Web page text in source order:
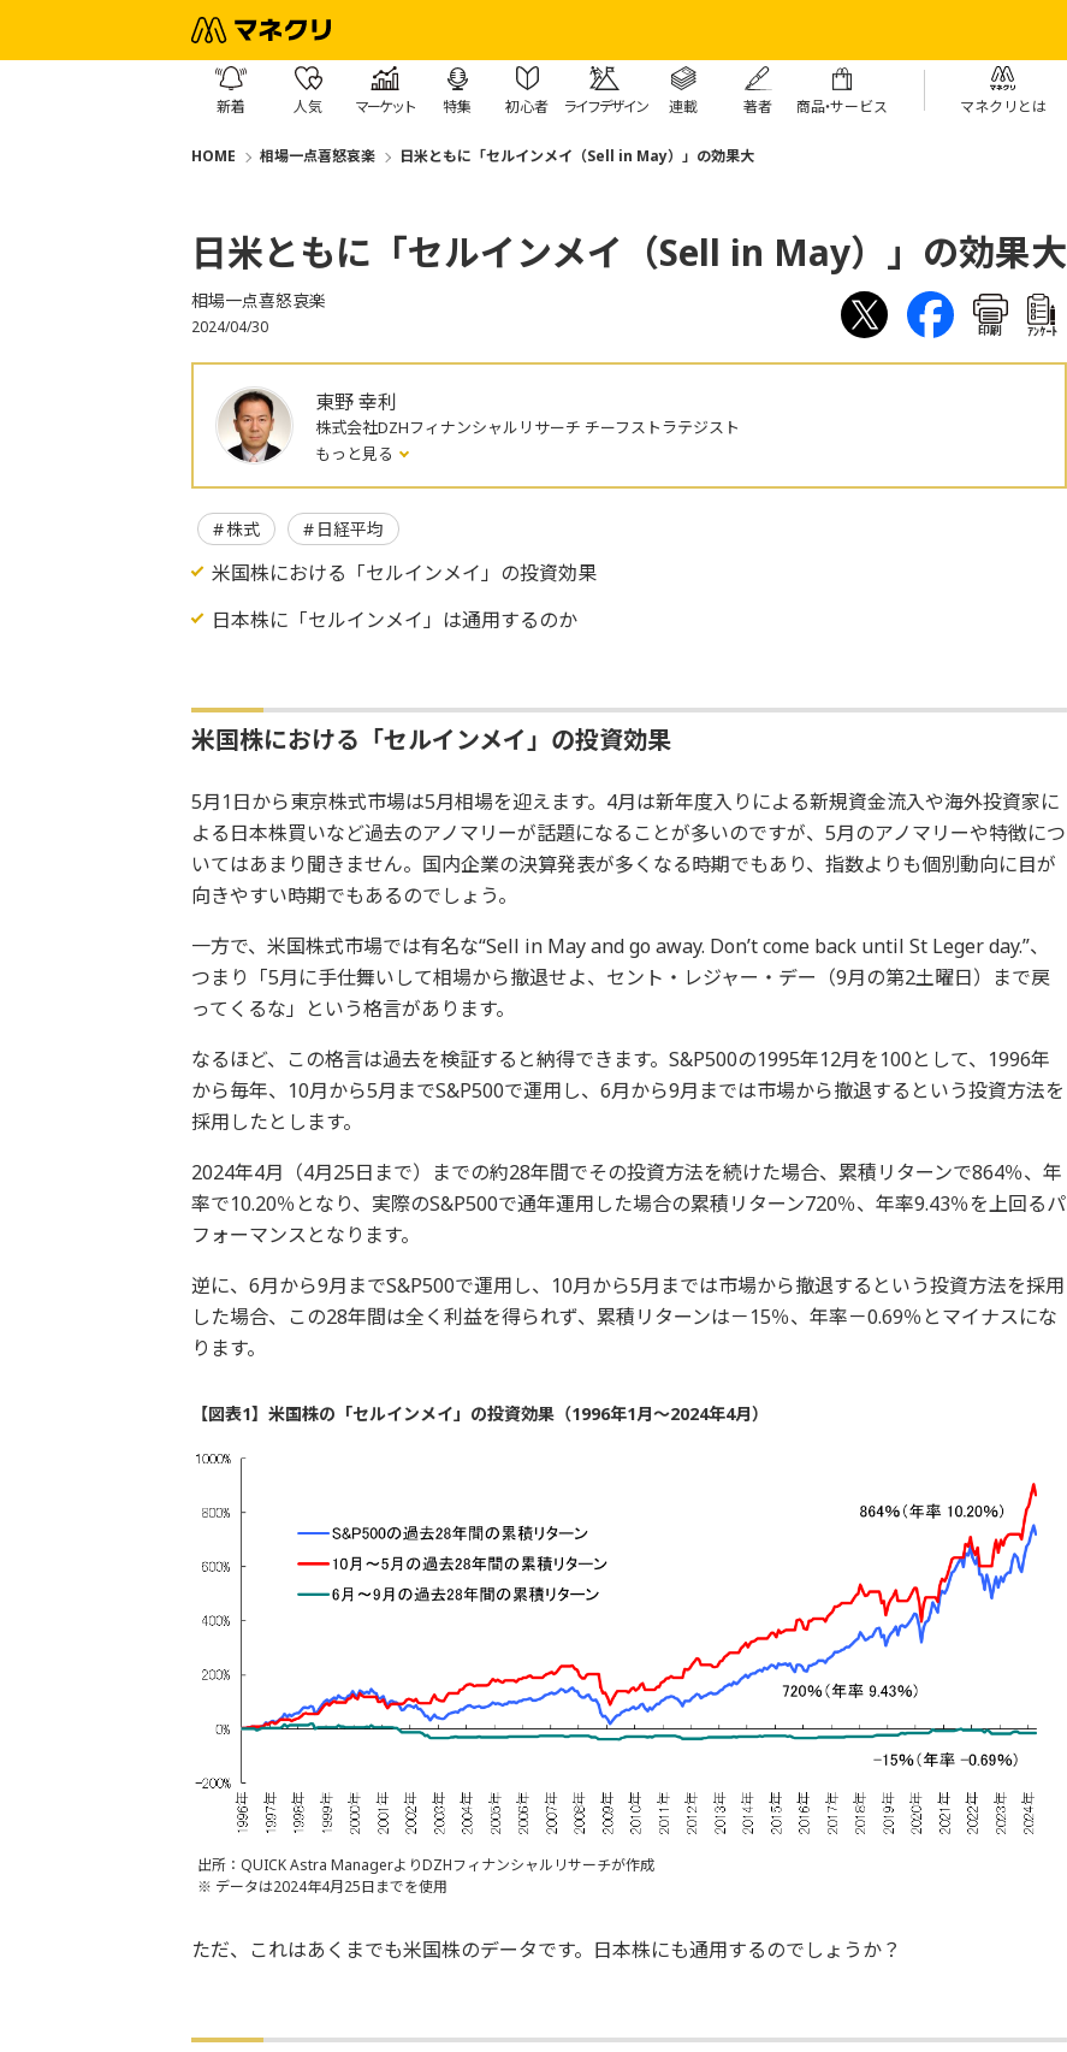
新着 人気 マーケット 特集 初心者 ライフデザイン 連載 著者 商品・サービス マネクリとは
HOME 相場一点喜怒哀楽 日米ともに「セルインメイ（Sell in May）」の効果大
日米ともに「セルインメイ（Sell in May）」の効果大
相場一点喜怒哀楽
2024/04/30 印刷 ｱﾝｹｰﾄ
東野 幸利
株式会社DZHフィナンシャルリサーチ チーフストラテジスト
もっと見る
株式 日経平均
米国株における「セルインメイ」の投資効果
日本株に「セルインメイ」は通用するのか
米国株における「セルインメイ」の投資効果
5月1日から東京株式市場は5月相場を迎えます。4月は新年度入りによる新規資金流入や海外投資家に
よる日本株買いなど過去のアノマリーが話題になることが多いのですが、5月のアノマリーや特徴につ
いてはあまり聞きません。国内企業の決算発表が多くなる時期でもあり、指数よりも個別動向に目が
向きやすい時期でもあるのでしょう。
一方で、米国株式市場では有名な“Sell in May and go away. Don’t come back until St Leger day.”、
つまり「5月に手仕舞いして相場から撤退せよ、セント・レジャー・デー（9月の第2土曜日）まで戻
ってくるな」という格言があります。
なるほど、この格言は過去を検証すると納得できます。S&P500の1995年12月を100として、1996年
から毎年、10月から5月までS&P500で運用し、6月から9月までは市場から撤退するという投資方法を
採用したとします。
2024年4月（4月25日まで）までの約28年間でその投資方法を続けた場合、累積リターンで864％、年
率で10.20％となり、実際のS&P500で通年運用した場合の累積リターン720％、年率9.43％を上回るパ
フォーマンスとなります。
逆に、6月から9月までS&P500で運用し、10月から5月までは市場から撤退するという投資方法を採用
した場合、この28年間は全く利益を得られず、累積リターンは－15％、年率－0.69％とマイナスにな
ります。
【図表1】米国株の「セルインメイ」の投資効果（1996年1月～2024年4月）
出所：QUICK Astra ManagerよりDZHフィナンシャルリサーチが作成
※ データは2024年4月25日までを使用
ただ、これはあくまでも米国株のデータです。日本株にも通用するのでしょうか？